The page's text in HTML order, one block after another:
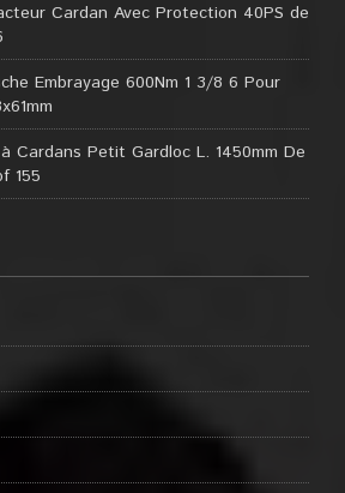
Cardan Avec Protection 40PS de
Embrayage 600Nm 1 3/8 6 Pour
Cardans Petit Gardloc L. 1450mm De
155